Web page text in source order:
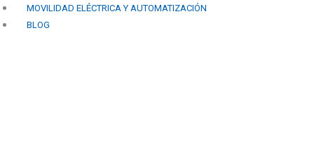
MOVILIDAD ELÉCTRICA Y AUTOMATIZACIÓN
BLOG